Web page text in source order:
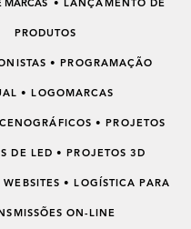
MARCAS •LANÇAMENTO DE
PRODUTOS
• PROGRAMAÇÃO
• LOGOMARCAS
• PROJETOS
DE LED • PROJETOS 3D
WEBSITES • LOGÍSTICA PARA
ON-LINE